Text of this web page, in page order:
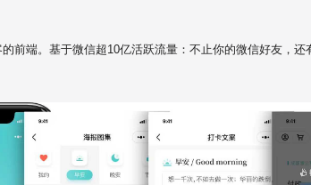
前端。基于微信超10亿活跃流量：不止你的微信好友，